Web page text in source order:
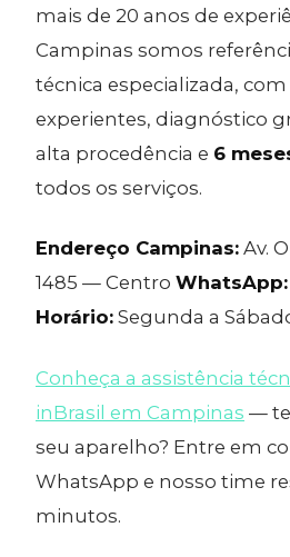
mais de 20 anos de
Campinas somos
técnica especializada,
experientes, diagnóstico
alta procedência e 6
todos os serviços.
Endereço Campinas: Av.
1485 — Centro WhatsApp:
Horário: Segunda a
Conheça a assistência
inBrasil em Campinas —
seu aparelho? Entre em
WhatsApp e nosso time
minutos.